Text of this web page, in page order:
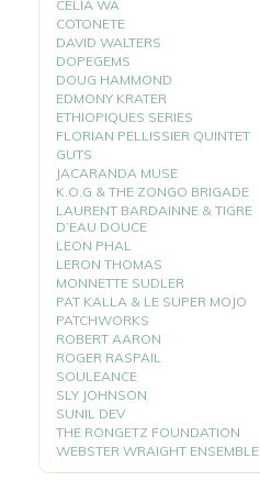
CELIA WA
COTONETE
DAVID WALTERS
DOPEGEMS
DOUG HAMMOND
EDMONY KRATER
ETHIOPIQUES SERIES
FLORIAN PELLISSIER QUINTET
GUTS
JACARANDA MUSE
K.O.G & THE ZONGO BRIGADE
LAURENT BARDAINNE & TIGRE
D’EAU DOUCE
LEON PHAL
LERON THOMAS
MONNETTE SUDLER
PAT KALLA & LE SUPER MOJO
PATCHWORKS
ROBERT AARON
ROGER RASPAIL
SOULEANCE
SLY JOHNSON
SUNIL DEV
THE RONGETZ FOUNDATION
WEBSTER WRAIGHT ENSEMBLE